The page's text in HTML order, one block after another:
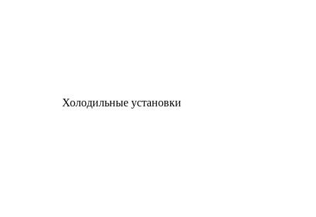
Холодильные установки